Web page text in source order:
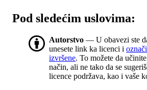
Pod sledećim uslovima:
Autorstvo — U obavezi ste
unesete link ka licenci i
izvršene. To možete da
način, ali ne tako da se
licence podržava, kao i vaše